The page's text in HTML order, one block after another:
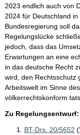
2023 endlich auch von
2024 für Deutschland
Bundesregierung soll
Regelungslücke
jedoch, dass das
Erwartungen an eine
in das deutsche Recht
wird, den Rechtsschutz
Arbeitswelt im Sinne
völkerrechtskonform
Zu Regelungsentwurf:
BT-Drs. 20/5652 (